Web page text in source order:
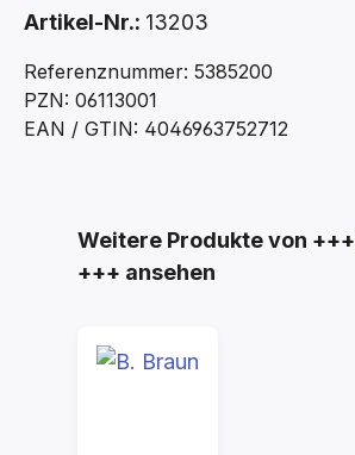
Artikel-Nr.: 13203
Referenznummer: 5385200
PZN: 06113001
EAN / GTIN: 4046963752712
Produktgalerie überspringen
Weitere Produkte von +++
+++ ansehen